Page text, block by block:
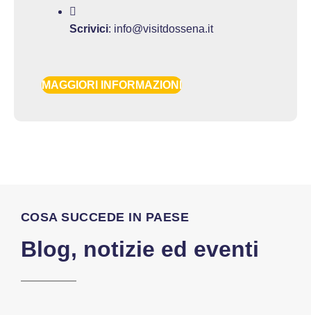
Scrivici: info@visitdossena.it
MAGGIORI INFORMAZIONI
COSA SUCCEDE IN PAESE
Blog, notizie ed eventi